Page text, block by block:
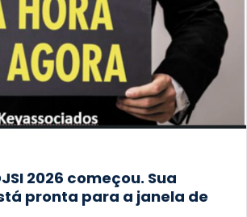
2026 começou. Sua
pronta para a janela de